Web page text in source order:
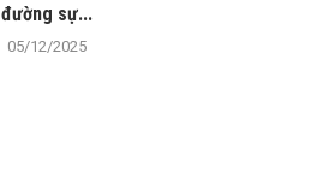
đường sự...
05/12/2025